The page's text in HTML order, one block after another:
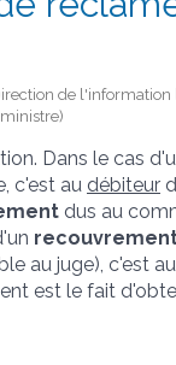
de l'information
Dans le cas
c'est au débiteur
dus au
au juge), c'est au
est le fait